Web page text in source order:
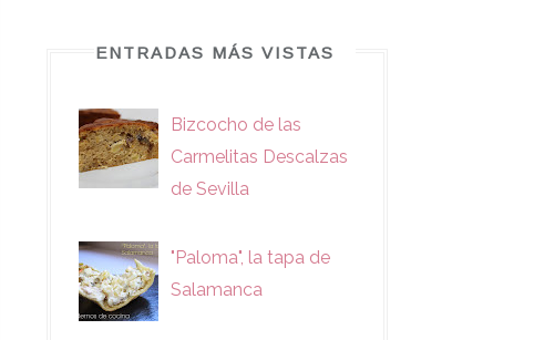
ENTRADAS MÁS VISTAS
Bizcocho de las
Carmelitas Descalzas
de Sevilla
"Paloma", la tapa de
Salamanca